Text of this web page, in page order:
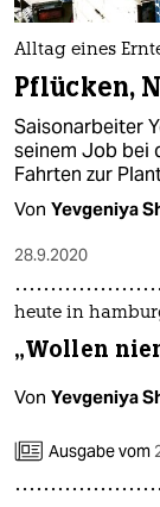
veranstaltungen
shop
unterstützen
abo
genossenschaft
epaper login
Alltag eines
Pflücken,
Saisonarbeiter
seinem Job bei
Fahrten zur
Von Yevgeniya
28.9.2020
heute in
„Wollen
Von Yevgeniya
Ausgabe vom